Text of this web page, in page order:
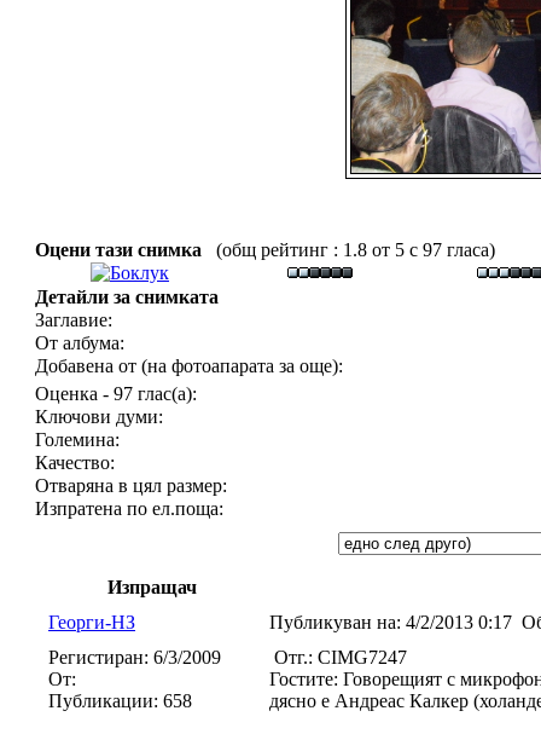
Оцени тази снимка (общ рейтинг : 1.8 от 5 с 97 гласа)
Детайли за снимката
Заглавие:
От албума:
Добавена от (на фотоапарата за още):
Оценка - 97 глас(а):
Ключови думи:
Големина:
Качество:
Отваряна в цял размер:
Изпратена по ел.поща:
Изпращач
Георги-НЗ
Публикуван на: 4/2/2013 0:17
Регистиран: 6/3/2009
От:
Публикации: 658
Отг.: CIMG7247
Гостите: Говорещият с
дясно е Андреас Калкер